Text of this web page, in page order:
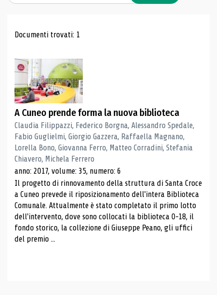
Risultati di ricerca
Documenti trovati: 1
A Cuneo prende forma la nuova biblioteca
Claudia Filippazzi, Federico Borgna, Alessandro Spedale,
Fabio Guglielmi, Giorgio Gazzera, Raffaella Magnano,
Lorella Bono, Giovanna Ferro, Matteo Corradini, Stefania
Chiavero, Michela Ferrero
anno: 2017, volume: 35, numero: 6
Il progetto di rinnovamento della struttura di Santa Croce
a Cuneo prevede il riposizionamento dell'intera Biblioteca
Comunale. Attualmente è stato completato il primo lotto
dell'intervento, dove sono collocati la biblioteca 0-18, il
fondo storico, la collezione di Giuseppe Peano, gli uffici
del premio ...